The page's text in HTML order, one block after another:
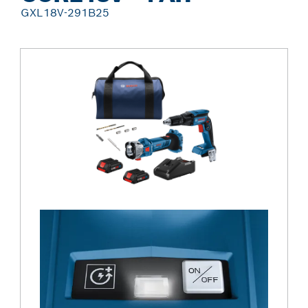
GXL18V-291B25